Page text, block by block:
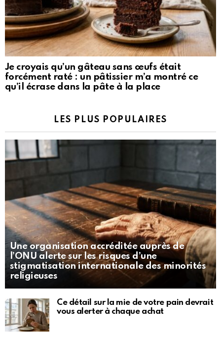
Je croyais qu’un gâteau sans œufs était
forcément raté : un pâtissier m’a montré ce
qu’il écrase dans la pâte à la place
LES PLUS POPULAIRES
Une organisation accréditée auprès de
l’ONU alerte sur les risques d’une
stigmatisation internationale des minorités
religieuses
Ce détail sur la mie de votre pain devrait
vous alerter à chaque achat